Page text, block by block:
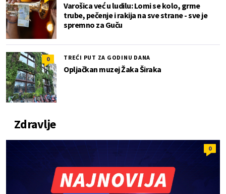
Varošica već u ludilu: Lomi se kolo, grme
trube, pečenje i rakija na sve strane - sve je
spremno za Guču
0 TREĆI PUT ZA GODINU DANA
Opljačkan muzej Žaka Širaka
Zdravlje
0